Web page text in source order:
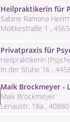
Heilpraktikerin für
Sabine Ramona
Moltkestraße 1 ,
Privatpraxis für
Heilpraktikerin
In der Stühe 16 ,
Maik Brockmeyer -
Maik Brockmeyer
Lenaustr. 18a ,